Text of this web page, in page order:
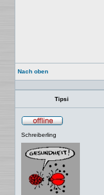
Nach oben
Tipsi
Schreiberling